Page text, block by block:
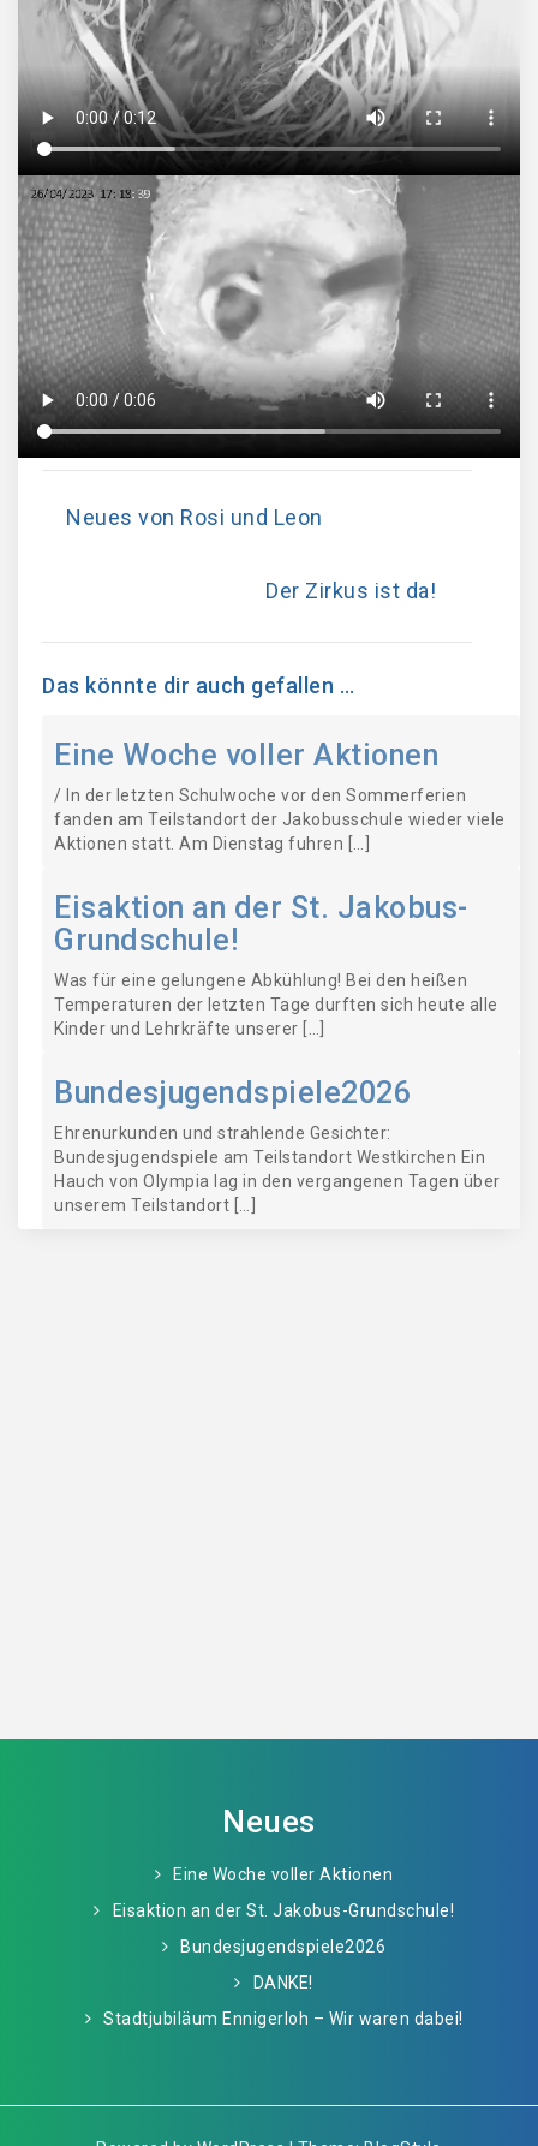
Neues von Rosi und Leon
Der Zirkus ist da!
Das könnte dir auch gefallen …
Eine Woche voller Aktionen
/ In der letzten Schulwoche vor den Sommerferien
fanden am Teilstandort der Jakobusschule wieder viele
Aktionen statt. Am Dienstag fuhren […]
Eisaktion an der St. Jakobus-
Grundschule!
Was für eine gelungene Abkühlung! Bei den heißen
Temperaturen der letzten Tage durften sich heute alle
Kinder und Lehrkräfte unserer […]
Bundesjugendspiele2026
Ehrenurkunden und strahlende Gesichter:
Bundesjugendspiele am Teilstandort Westkirchen Ein
Hauch von Olympia lag in den vergangenen Tagen über
unserem Teilstandort […]
Neues
Eine Woche voller Aktionen
Eisaktion an der St. Jakobus-Grundschule!
Bundesjugendspiele2026
DANKE!
Stadtjubiläum Ennigerloh – Wir waren dabei!